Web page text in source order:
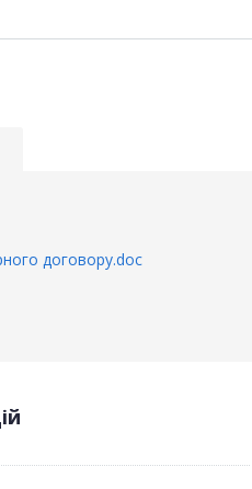
договору.doc